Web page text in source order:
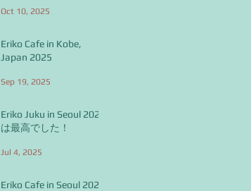
Oct 10, 2025
Eriko Cafe in Kobe,
Japan 2025
Sep 19, 2025
Eriko Juku in Seoul 2025
は最高でした！
Jul 4, 2025
Eriko Cafe in Seoul 2025